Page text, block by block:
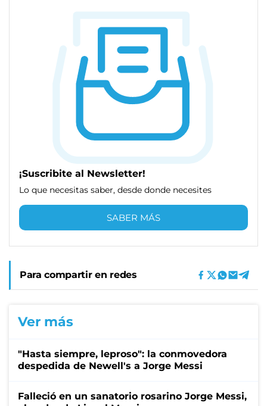
¡Suscribite al Newsletter!
Lo que necesitas saber, desde donde necesites
SABER MÁS
Para compartir en redes
Ver más
"Hasta siempre, leproso": la conmovedora
despedida de Newell's a Jorge Messi
Falleció en un sanatorio rosarino Jorge Messi,